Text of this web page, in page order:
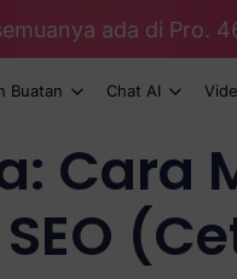
ada di Pro.
Buatan Chat AI
Cara